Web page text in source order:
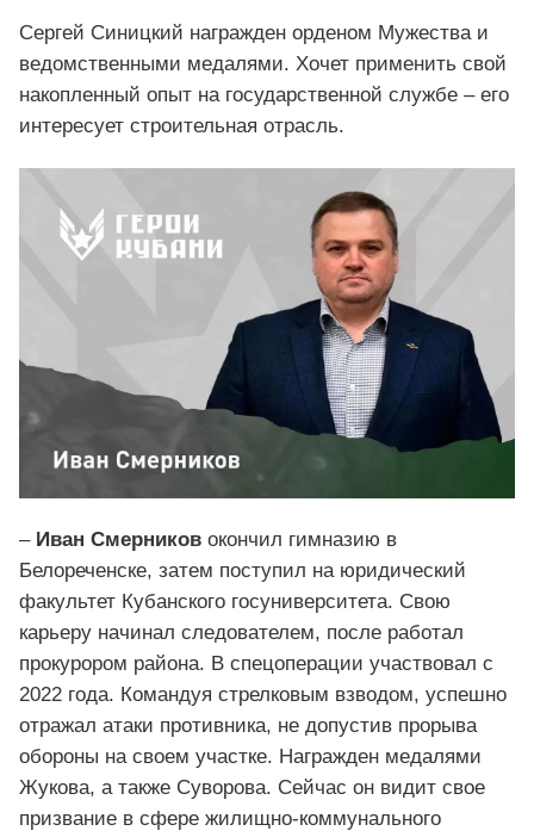
Сергей Синицкий награжден орденом Мужества и
ведомственными медалями. Хочет применить свой
накопленный опыт на государственной службе – его
интересует строительная отрасль.
– Иван Смерников окончил гимназию в
Белореченске, затем поступил на юридический
факультет Кубанского госуниверситета. Свою
карьеру начинал следователем, после работал
прокурором района. В спецоперации участвовал с
2022 года. Командуя стрелковым взводом, успешно
отражал атаки противника, не допустив прорыва
обороны на своем участке. Награжден медалями
Жукова, а также Суворова. Сейчас он видит свое
призвание в сфере жилищно-коммунального